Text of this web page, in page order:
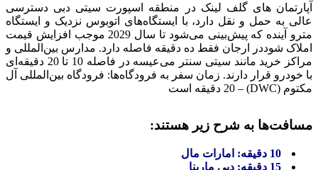
آپارتمان های گلف لینک در منطقه اسپورت سیتی دبی دسترسی
عالی به حمل و نقل دارد، با ایستگاه‌های اتوبوس نزدیک و ایستگاه
مترو آینده که پیش‌بینی می‌شود تا سال 2029 موجب افزایش قیمت
املاک شوددر ارجان فقط ده دقیقه فاصله دارد. مدارس بین‌المللی و
مراکز خرید مانند سیتی سنتر می‌عیسه در فاصله 10 تا 20 دقیقه‌ای
با خودرو قرار دارند. زمان سفر به فرودگاه‌ها: فرودگاه بین‌المللی آل
مکتوم (DWC) – 20 دقیقه است
مسافت‌ها به شرح زیر هستند: